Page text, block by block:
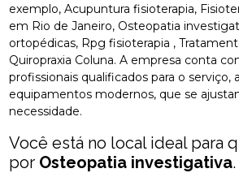
exemplo, Acupuntura fisioterapia,
em Rio de Janeiro, Osteopatia
ortopédicas, Rpg fisioterapia ,
Quiropraxia Coluna. A empresa conta
profissionais qualificados para o
equipamentos modernos, que se
necessidade.
Você está no local ideal para
por Osteopatia investigativa.